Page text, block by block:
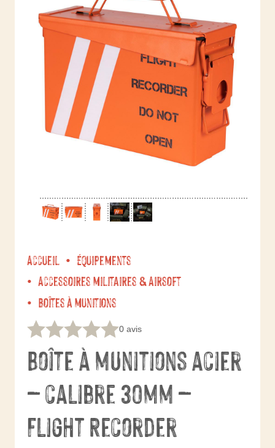
Accueil
Équipements
Accessoires militaires & Airsoft
Boîtes à munitions
0 avis
Boîte à munitions acier
– calibre 30mm –
Flight Recorder